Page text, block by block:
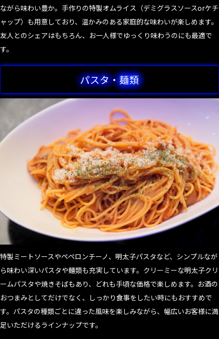
ながら味わい豊か。手作りの特製オムライス（デミグラスソースorケチ
ャップ）も用意しており、温かみのある家庭的な味わいが楽しめます。
友人とのシェアはもちろん、お一人様でゆっくり味わうのにも最適で
す。
パスタ・麺類
特製ミートソースやペペロンチーノ、明太子パスタなど、シンプルなが
ら味わい深いパスタや麺類も充実しています。クリーミーな明太子クリ
ームパスタや焼きそばもあり、どれも手頃な価格で楽しめます。お酒の
おつまみとしてだけでなく、しっかり食事をしたい時にもおすすめで
す。パスタの種類ごとに違った風味を楽しみながら、幅広いお客様に満
足いただけるラインナップです。